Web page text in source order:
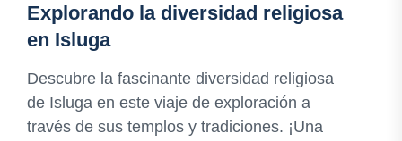
Explorando la diversidad religiosa
en Isluga
Descubre la fascinante diversidad religiosa
de Isluga en este viaje de exploración a
través de sus templos y tradiciones. ¡Una